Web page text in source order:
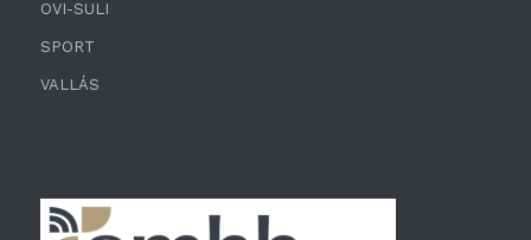
OVI-SULI
SPORT
VALLÁS